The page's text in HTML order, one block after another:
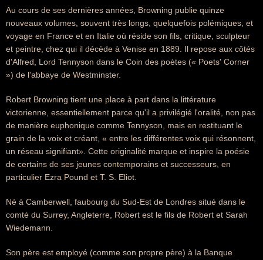
Au cours de ses dernières années, Browning publie quinze
nouveaux volumes, souvent très longs, quelquefois polémiques, et
voyage en France et en Italie où réside son fils, critique, sculpteur
et peintre, chez qui il décède à Venise en 1889. Il repose aux côtés
d'Alfred, Lord Tennyson dans le Coin des poètes (« Poets' Corner
») de l'abbaye de Westminster.
Robert Browning tient une place à part dans la littérature
victorienne, essentiellement parce qu'il a privilégié l'oralité, non pas
de manière euphonique comme Tennyson, mais en restituant le
grain de la voix et créant, « entre les différentes voix qui résonnent,
un réseau signifiant». Cette originalité marque et inspire la poésie
de certains de ses jeunes contemporains et successeurs, en
particulier Ezra Pound et T. S. Eliot.
Né à Camberwell, faubourg du Sud-Est de Londres situé dans le
comté du Surrey, Angleterre, Robert est le fils de Robert et Sarah
Wiedemann.
Son père est employé (comme son propre père) à la Banque